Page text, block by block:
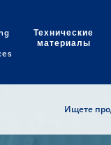
Технические
материалы
Search
Ищете